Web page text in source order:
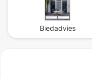
Biedadvies